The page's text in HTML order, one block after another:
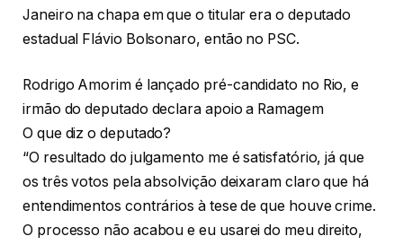
Janeiro na chapa em que o titular era o deputado
estadual Flávio Bolsonaro, então no PSC.
Rodrigo Amorim é lançado pré-candidato no Rio, e
irmão do deputado declara apoio a Ramagem
O que diz o deputado?
“O resultado do julgamento me é satisfatório, já que
os três votos pela absolvição deixaram claro que há
entendimentos contrários à tese de que houve crime.
O processo não acabou e eu usarei do meu direito,